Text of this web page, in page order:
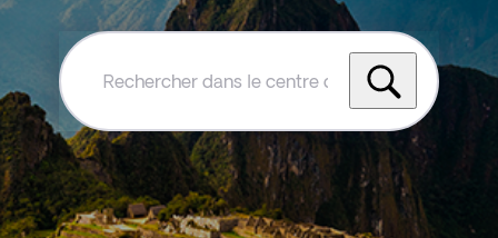
Rechercher
le
centre
d'aide
Exoticca